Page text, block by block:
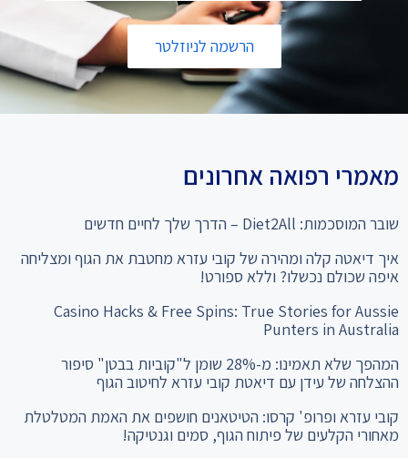
הרשמה לניוזלטר
מאמרי רפואה אחרונים
שובר המוסכמות: Diet2All – הדרך שלך לחיים חדשים
איך דיאטה קלה ומהירה של קובי עזרא מחטבת את הגוף ומצליחה
איפה שכולם נכשלו? וללא ספורט!
Casino Hacks & Free Spins: True Stories for Aussie
Punters in Australia
המהפך שלא תאמינו: מ-28% שומן ל"קוביות בבטן" סיפור
ההצלחה של עידן עם דיאטת קובי עזרא לחיטוב הגוף
קובי עזרא ופרופ' קרסו: הטיטאנים חושפים את האמת המטלטלת
מאחורי הקלעים של פיתוח הגוף, סמים וגנטיקה!